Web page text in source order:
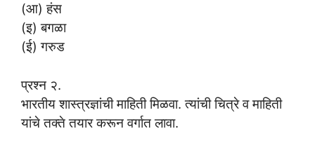
(आ) हंस
(इ) बगळा
(ई) गरुड
प्रश्न २.
भारतीय शास्त्रज्ञांची माहिती मिळवा. त्यांची चित्रे व माहिती
यांचे तक्ते तयार करून वर्गात लावा.